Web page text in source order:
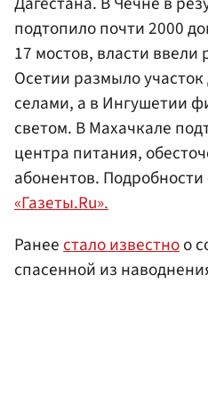
подтопило почти 2000
17 мостов, власти
Осетии размыло
селами, а в Ингушетии
светом. В Махачкале
центра питания,
абонентов.
«Газеты.Ru».
Ранеестало известноо
спасенной из